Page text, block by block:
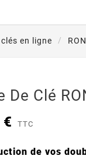
en ligne
De Clé
€ TTC
de vos